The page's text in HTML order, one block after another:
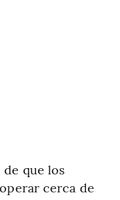
que los
cerca de